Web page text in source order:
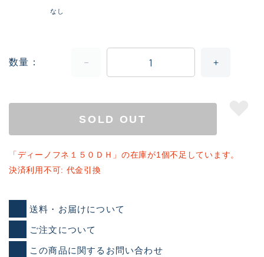
なし
数量
SOLD OUT
「ディーノフネ１５０ＤＨ」の在庫が1個不足しています。
決済利用不可: 代金引換
送料・お届けについて
ご注文について
この商品に関するお問い合わせ